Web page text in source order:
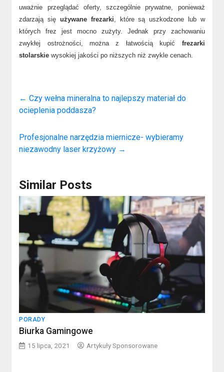
uważnie przeglądać oferty, szczególnie prywatne, ponieważ
zdarzają się używane frezarki, które są uszkodzone lub w
których frez jest mocno zużyty. Jednak przy zachowaniu
zwykłej ostrożności, można z łatwością kupić frezarki
stolarskie wysokiej jakości po niższych niż zwykle cenach.
← Czy wełna mineralna to najlepszy materiał do
ocieplenia poddasza?
Profesjonalne narzędzia miernicze- wybieramy
niezawodny laser krzyżowy →
Similar Posts
PORADY
Biurka Gamingowe
15 lipca, 2021 Artykuły Sponsorowane